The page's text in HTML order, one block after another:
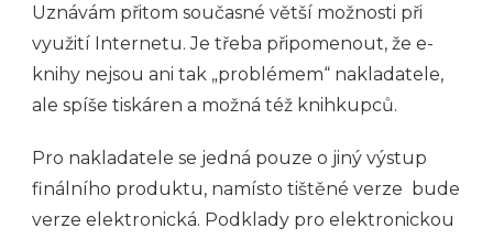
Uznávám přitom současné větší možnosti při
využití Internetu. Je třeba připomenout, že e-
knihy nejsou ani tak „problémem“ nakladatele,
ale spíše tiskáren a možná též knihkupců.
Pro nakladatele se jedná pouze o jiný výstup
finálního produktu, namísto tištěné verze bude
verze elektronická. Podklady pro elektronickou